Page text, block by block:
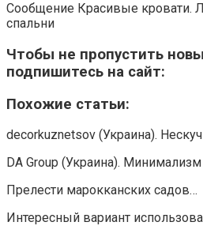
Сообщение Красивые кровати.
спальни
Чтобы не пропустить
подпишитесь на сайт:
Похожие статьи:
decorkuznetsov (Украина).
DA Group (Украина).
Прелести марокканских садов…
Интересный вариант